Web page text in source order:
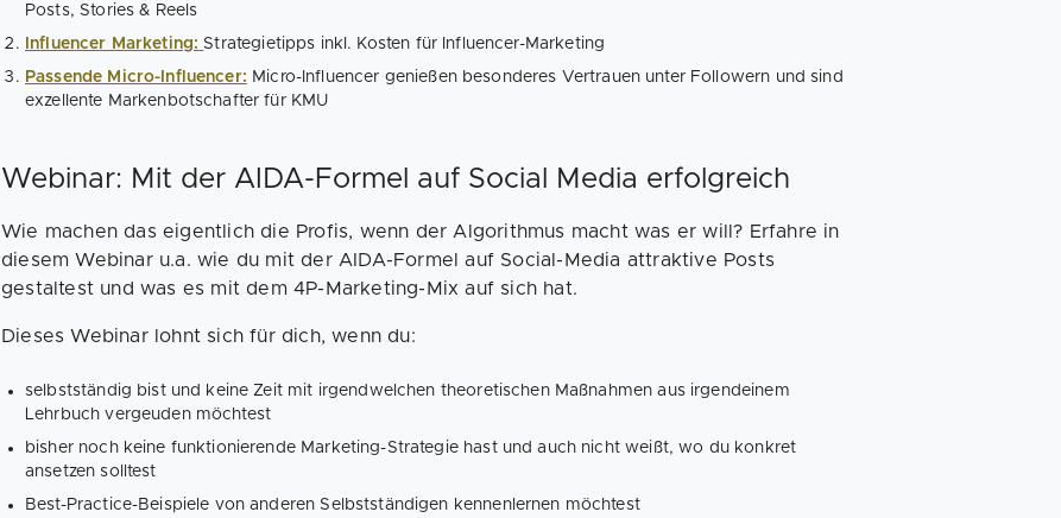
Posts, Stories & Reels
Influencer Marketing: Strategietipps inkl. Kosten für Influencer-Marketing
Passende Micro-Influencer: Micro-Influencer genießen besonderes Vertrauen unter Followern und sind
exzellente Markenbotschafter für KMU
Webinar: Mit der AIDA-Formel auf Social Media erfolgreich
Wie machen das eigentlich die Profis, wenn der Algorithmus macht was er will? Erfahre in
diesem Webinar u.a. wie du mit der AIDA-Formel auf Social-Media attraktive Posts
gestaltest und was es mit dem 4P-Marketing-Mix auf sich hat.
Dieses Webinar lohnt sich für dich, wenn du:
selbstständig bist und keine Zeit mit irgendwelchen theoretischen Maßnahmen aus irgendeinem
Lehrbuch vergeuden möchtest
bisher noch keine funktionierende Marketing-Strategie hast und auch nicht weißt, wo du konkret
ansetzen solltest
Best-Practice-Beispiele von anderen Selbstständigen kennenlernen möchtest